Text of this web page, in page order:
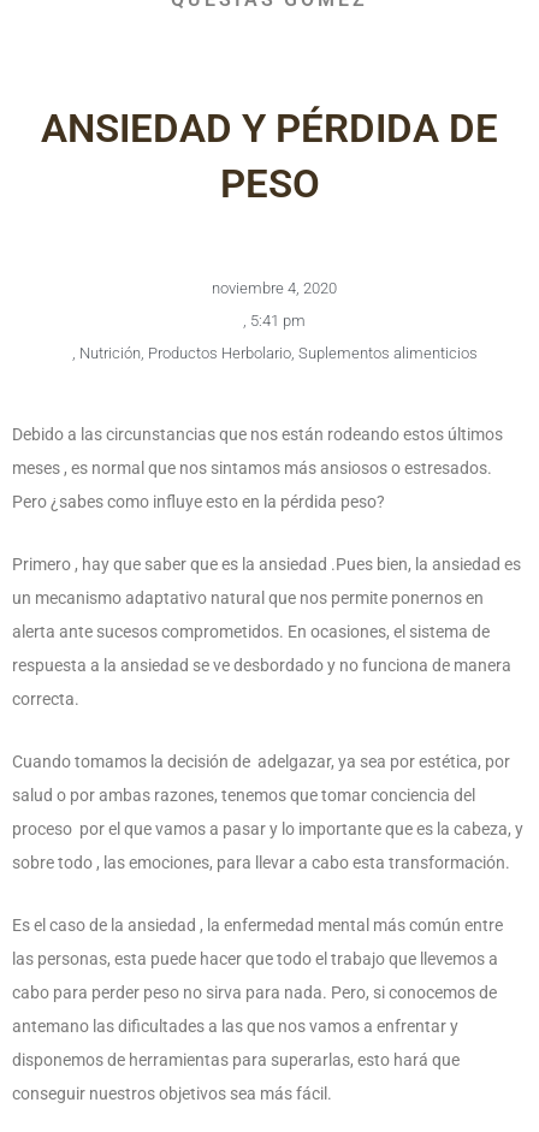
ANSIEDAD Y PÉRDIDA DE
PESO
noviembre 4, 2020
5:41 pm
Nutrición, Productos Herbolario, Suplementos alimenticios
Debido a las circunstancias que nos están rodeando estos últimos
meses , es normal que nos sintamos más ansiosos o estresados.
Pero ¿sabes como influye esto en la pérdida peso?
Primero , hay que saber que es la ansiedad .Pues bien, la ansiedad es
un mecanismo adaptativo natural que nos permite ponernos en
alerta ante sucesos comprometidos. En ocasiones, el sistema de
respuesta a la ansiedad se ve desbordado y no funciona de manera
correcta.
Cuando tomamos la decisión de adelgazar, ya sea por estética, por
salud o por ambas razones, tenemos que tomar conciencia del
proceso por el que vamos a pasar y lo importante que es la cabeza, y
sobre todo , las emociones, para llevar a cabo esta transformación.
Es el caso de la ansiedad , la enfermedad mental más común entre
las personas, esta puede hacer que todo el trabajo que llevemos a
cabo para perder peso no sirva para nada. Pero, si conocemos de
antemano las dificultades a las que nos vamos a enfrentar y
disponemos de herramientas para superarlas, esto hará que
conseguir nuestros objetivos sea más fácil.